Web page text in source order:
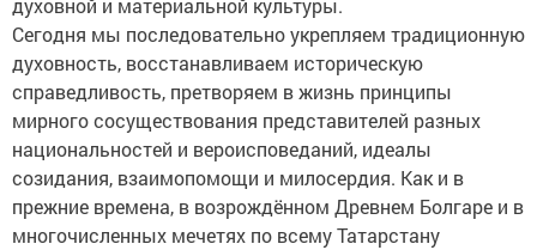
духовной и материальной культуры.
Сегодня мы последовательно укрепляем традиционную
духовность, восстанавливаем историческую
справедливость, претворяем в жизнь принципы
мирного сосуществования представителей разных
национальностей и вероисповеданий, идеалы
созидания, взаимопомощи и милосердия. Как и в
прежние времена, в возрождённом Древнем Болгаре и в
многочисленных мечетях по всему Татарстану